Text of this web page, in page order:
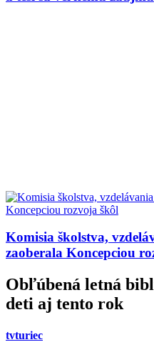
Komisia školstva,
zaoberala Koncepciou
Obľúbená letná
deti aj tento rok
tvturiec